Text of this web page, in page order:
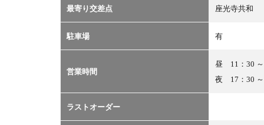
最寄り交差点 座光寺共和
駐車場 有
営業時間
昼 11：30 ～
夜 17：30 ～
ラストオーダー